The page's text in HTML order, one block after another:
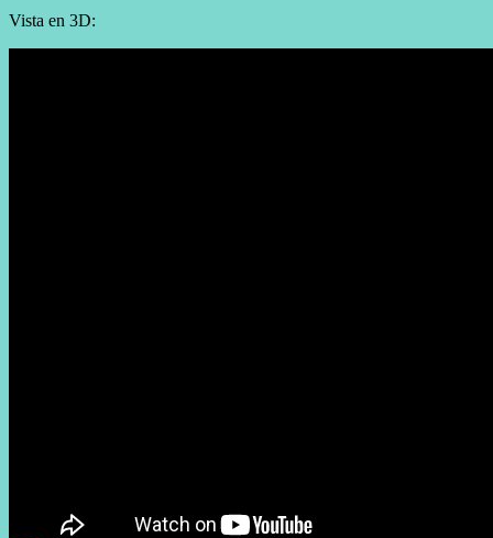
Vista en 3D: